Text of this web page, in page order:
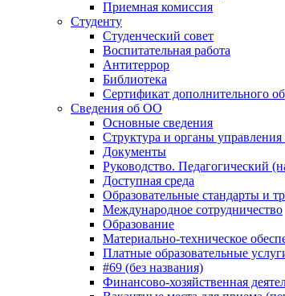
Приемная комиссия
Студенту
Студенческий совет
Воспитательная работа
Антитеррор
Библиотека
Сертификат дополнительного
Сведения об ОО
Основные сведения
Структура и органы управления
Документы
Руководство. Педагогический
Доступная среда
Образовательные стандарты и
Международное сотрудничество
Образование
Материально-техническое
Платные образовательные
#69 (без названия)
Финансово-хозяйственная